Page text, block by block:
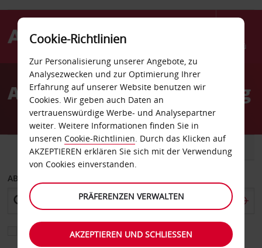
Menü
AvisAutovermietung Linköping
FAHRZEUG TRANSPORTER
ABHOLEN VON
Eine andere Rückgabestation auswählen
Cookie-Richtlinien
Zur Personalisierung unserer Angebote, zu
Analysezwecken und zur Optimierung Ihrer
Erfahrung auf unserer Website benutzen wir
Cookies. Wir geben auch Daten an
vertrauenswürdige Werbe- und Analysepartner
weiter. Weitere Informationen finden Sie in
unseren Cookie-Richtlinien. Durch das Klicken auf
AKZEPTIEREN erklären Sie sich mit der Verwendung
von Cookies einverstanden.
PRÄFERENZEN VERWALTEN
AKZEPTIEREN UND SCHLIESSEN